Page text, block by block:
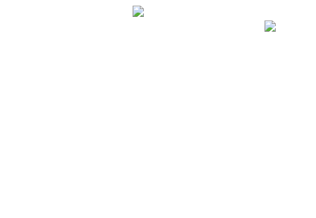
Ausbildungszentrum Petervari: Kosmetikschule für Schönheit & Gesundheit